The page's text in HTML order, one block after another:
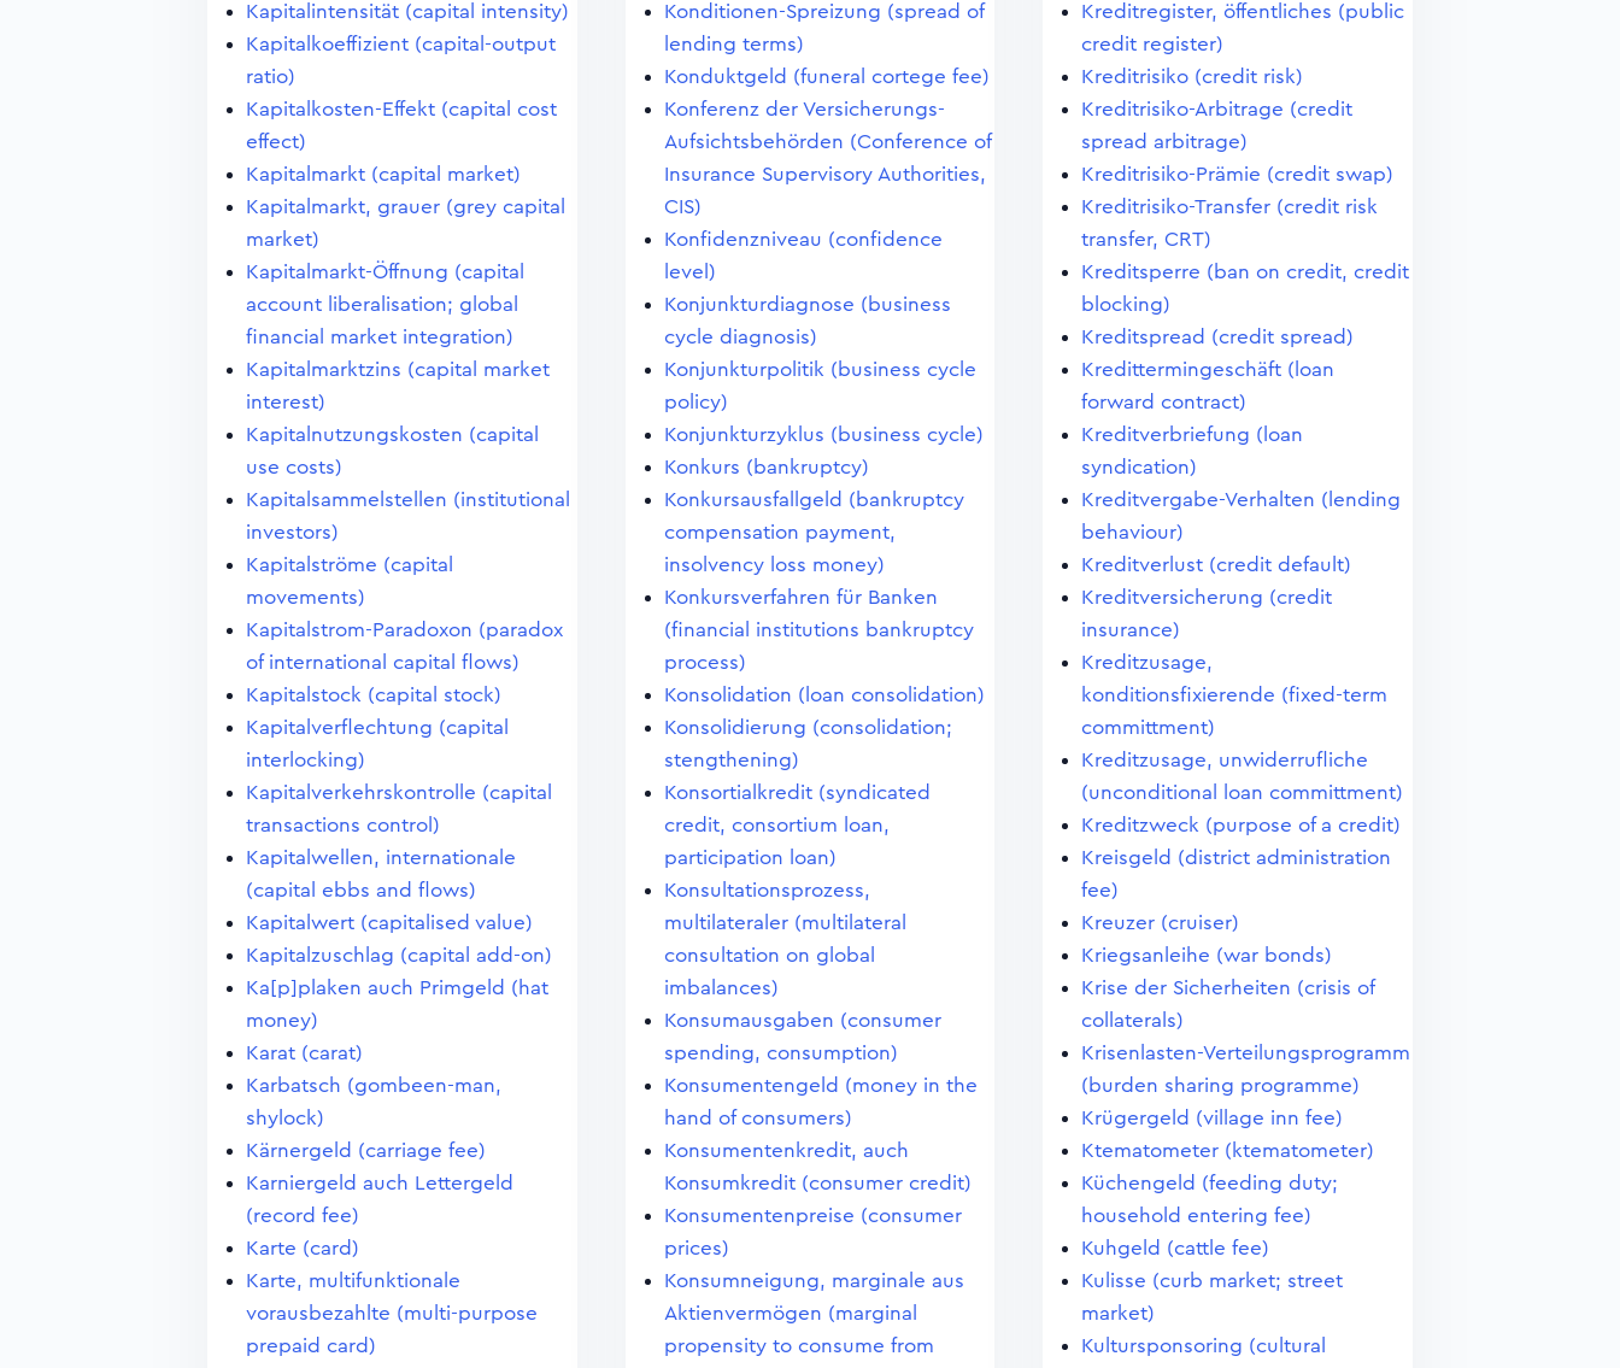
Kapitalintensität (capital intensity)
Kapitalkoeffizient (capital-output
ratio)
Kapitalkosten-Effekt (capital cost
effect)
Kapitalmarkt (capital market)
Kapitalmarkt, grauer (grey capital
market)
Kapitalmarkt-Öffnung (capital
account liberalisation; global
financial market integration)
Kapitalmarktzins (capital market
interest)
Kapitalnutzungskosten (capital
use costs)
Kapitalsammelstellen (institutional
investors)
Kapitalströme (capital
movements)
Kapitalstrom-Paradoxon (paradox
of international capital flows)
Kapitalstock (capital stock)
Kapitalverflechtung (capital
interlocking)
Kapitalverkehrskontrolle (capital
transactions control)
Kapitalwellen, internationale
(capital ebbs and flows)
Kapitalwert (capitalised value)
Kapitalzuschlag (capital add-on)
Ka[p]plaken auch Primgeld (hat
money)
Karat (carat)
Karbatsch (gombeen-man,
shylock)
Kärnergeld (carriage fee)
Karniergeld auch Lettergeld
(record fee)
Karte (card)
Karte, multifunktionale
vorausbezahlte (multi-purpose
prepaid card)
Konditionen-Spreizung (spread of
lending terms)
Konduktgeld (funeral cortege fee)
Konferenz der Versicherungs-
Aufsichtsbehörden (Conference of
Insurance Supervisory Authorities,
CIS)
Konfidenzniveau (confidence
level)
Konjunkturdiagnose (business
cycle diagnosis)
Konjunkturpolitik (business cycle
policy)
Konjunkturzyklus (business cycle)
Konkurs (bankruptcy)
Konkursausfallgeld (bankruptcy
compensation payment,
insolvency loss money)
Konkursverfahren für Banken
(financial institutions bankruptcy
process)
Konsolidation (loan consolidation)
Konsolidierung (consolidation;
stengthening)
Konsortialkredit (syndicated
credit, consortium loan,
participation loan)
Konsultationsprozess,
multilateraler (multilateral
consultation on global
imbalances)
Konsumausgaben (consumer
spending, consumption)
Konsumentengeld (money in the
hand of consumers)
Konsumentenkredit, auch
Konsumkredit (consumer credit)
Konsumentenpreise (consumer
prices)
Konsumneigung, marginale aus
Aktienvermögen (marginal
propensity to consume from
Kreditregister, öffentliches (public
credit register)
Kreditrisiko (credit risk)
Kreditrisiko-Arbitrage (credit
spread arbitrage)
Kreditrisiko-Prämie (credit swap)
Kreditrisiko-Transfer (credit risk
transfer, CRT)
Kreditsperre (ban on credit, credit
blocking)
Kreditspread (credit spread)
Kredittermingeschäft (loan
forward contract)
Kreditverbriefung (loan
syndication)
Kreditvergabe-Verhalten (lending
behaviour)
Kreditverlust (credit default)
Kreditversicherung (credit
insurance)
Kreditzusage,
konditionsfixierende (fixed-term
committment)
Kreditzusage, unwiderrufliche
(unconditional loan committment)
Kreditzweck (purpose of a credit)
Kreisgeld (district administration
fee)
Kreuzer (cruiser)
Kriegsanleihe (war bonds)
Krise der Sicherheiten (crisis of
collaterals)
Krisenlasten-Verteilungsprogramm
(burden sharing programme)
Krügergeld (village inn fee)
Ktematometer (ktematometer)
Küchengeld (feeding duty;
household entering fee)
Kuhgeld (cattle fee)
Kulisse (curb market; street
market)
Kultursponsoring (cultural